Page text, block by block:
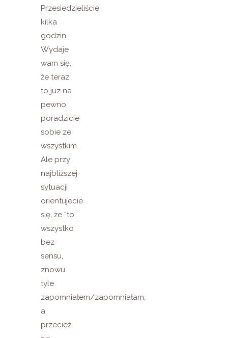
Przesiedzieliście
kilka
godzin.
Wydaje
wam się,
że teraz
to juz na
pewno
poradzicie
sobie ze
wszystkim.
Ale przy
najbliższej
sytuacji
orientujecie
się, że “to
wszystko
bez
sensu,
znowu
tyle
zapomniałem/zapomniałam,
a
przecież